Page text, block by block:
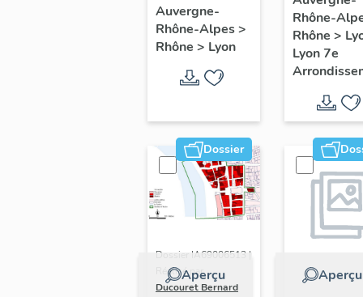
des Années
Trente de la
rive gauche
Auvergne-
Rhône-Alpes>
Rhône > Lyon
Rhône-
Rhône >
Lyon 7e
Dossier
Aperçu
Dossier IA69006513 |
Réalisé par
Ducouret Bernard
Aperçu